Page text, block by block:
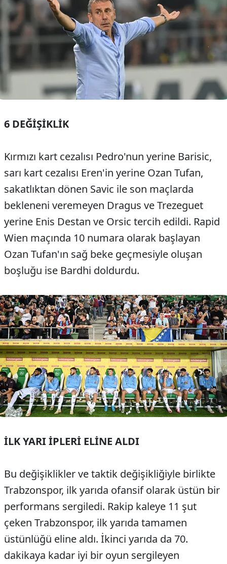
6 DEĞİŞİKLİK
Kırmızı kart cezalısı Pedro'nun yerine Barisic,
sarı kart cezalısı Eren'in yerine Ozan Tufan,
sakatlıktan dönen Savic ile son maçlarda
bekleneni veremeyen Dragus ve Trezeguet
yerine Enis Destan ve Orsic tercih edildi. Rapid
Wien maçında 10 numara olarak başlayan
Ozan Tufan'ın sağ beke geçmesiyle oluşan
boşluğu ise Bardhi doldurdu.
İLK YARI İPLERİ ELİNE ALDI
Bu değişiklikler ve taktik değişikliğiyle birlikte
Trabzonspor, ilk yarıda ofansif olarak üstün bir
performans sergiledi. Rakip kaleye 11 şut
çeken Trabzonspor, ilk yarıda tamamen
üstünlüğü eline aldı. İkinci yarıda da 70.
dakikaya kadar iyi bir oyun sergileyen